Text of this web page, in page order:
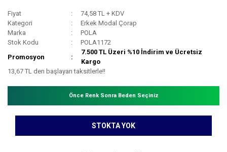
Fiyat
74,58 TL + KDV
Kategori
Erkek Modal Çorap
Marka
POLA
Stok Kodu
POLA1172
Promosyon
7.500 TL Üzeri %10 İndirim ve Ücretsiz
Kargo
13,67 TL den başlayan taksitlerle!!
Önce Renk Sonra Beden Seçiniz
STOKTA YOK